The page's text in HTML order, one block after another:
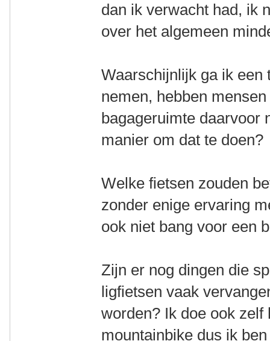
dan ik verwacht had, ik
over het algemeen
Waarschijnlijk ga ik een
nemen, hebben
bagageruimte daarvoor
manier om dat te doen?
Welke fietsen zouden
zonder enige ervaring
ook niet bang voor een
Zijn er nog dingen die
ligfietsen vaak
worden? Ik doe ook
mountainbike dus ik